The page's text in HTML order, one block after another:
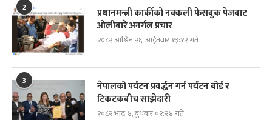
2
प्रधानमन्त्री कार्कीको नक्कली फेसबुक पेजबाट
ओलीबारे अनर्गल प्रचार
२०८२ आश्विन २६, आईतवार १३:१२ गते
3
नेपालको पर्यटन प्रवर्द्धन गर्न पर्यटन बोर्ड र
टिकटकबीच साझेदारी
२०८२ भाद्र ४, बुधबार ०२:२४ गते